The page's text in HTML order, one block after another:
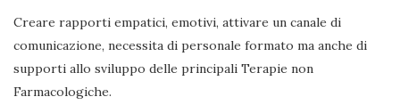
Creare rapporti empatici, emotivi, attivare un canale di
comunicazione, necessita di personale formato ma anche di
supporti allo sviluppo delle principali Terapie non
Farmacologiche.